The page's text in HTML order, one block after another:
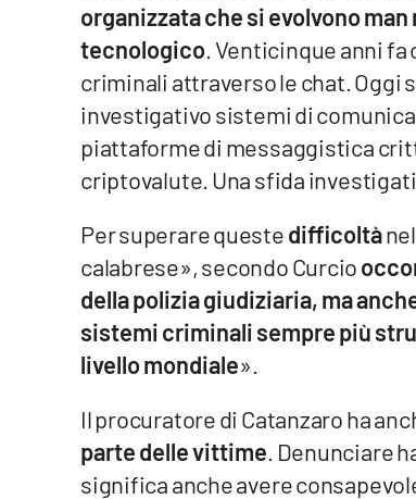
Vibo Valentia
Lamezia Terme
Buona Sanità Calabria
Calabriavisione
Destinazioni
organizzata che si evolvono
tecnologico . Venticinque anni
criminali attraverso le chat. Oggi
investigativo sistemi di
piattaforme di messaggistica
criptovalute. Una sfida
Per superare questedifficoltà
calabrese», secondo Curcio
della polizia giudiziaria, ma
sistemi criminali sempre più
livello mondiale».
Il procuratore di Catanzaro ha
parte delle vittime . Denunciare
significa anche avere